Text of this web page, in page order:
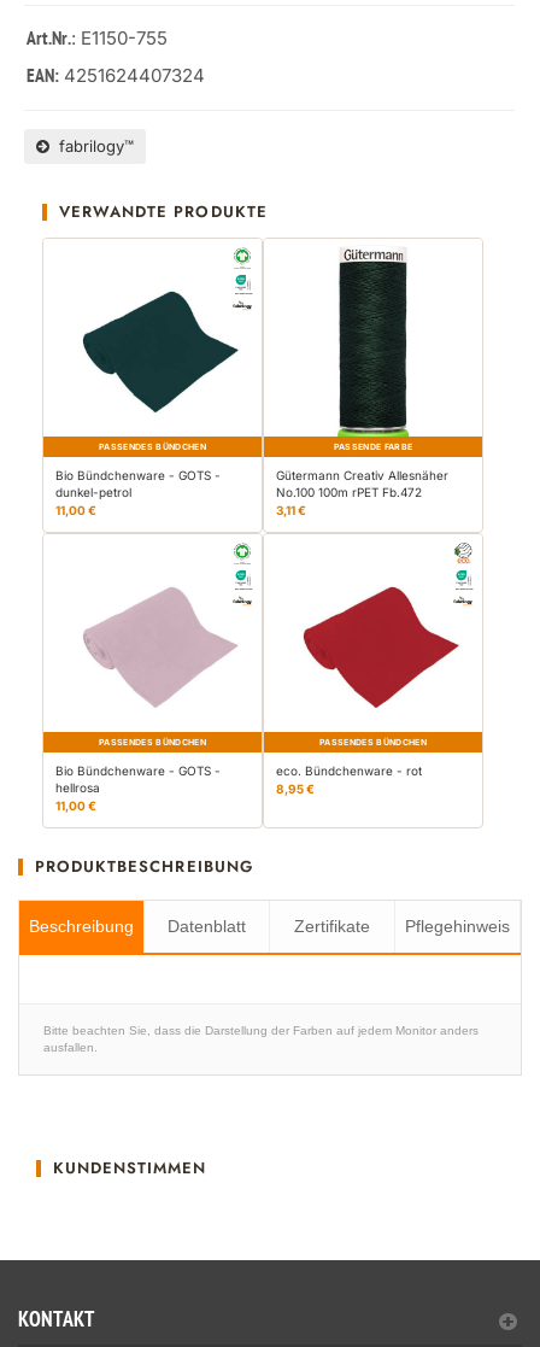
Art.Nr.: E1150-755
EAN: 4251624407324
fabrilogy™
VERWANDTE PRODUKTE
PASSENDES BÜNDCHEN
Bio Bündchenware - GOTS -
dunkel-petrol
11,00 €
PASSENDE FARBE
Gütermann Creativ Allesnäher
No.100 100m rPET Fb.472
3,11 €
PASSENDES BÜNDCHEN
Bio Bündchenware - GOTS -
hellrosa
11,00 €
PASSENDES BÜNDCHEN
eco. Bündchenware - rot
8,95 €
PRODUKTBESCHREIBUNG
Beschreibung Datenblatt Zertifikate Pflegehinweis
Bitte beachten Sie, dass die Darstellung der Farben auf jedem Monitor anders
ausfallen.
KUNDENSTIMMEN
KONTAKT